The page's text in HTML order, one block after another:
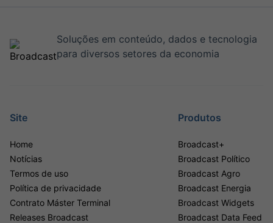
Soluções em conteúdo, dados e tecnologia
para diversos setores da economia
Site
Home
Notícias
Termos de uso
Política de privacidade
Contrato Máster Terminal
Releases Broadcast
Produtos
Broadcast+
Broadcast Político
Broadcast Agro
Broadcast Energia
Broadcast Widgets
Broadcast Data Feed